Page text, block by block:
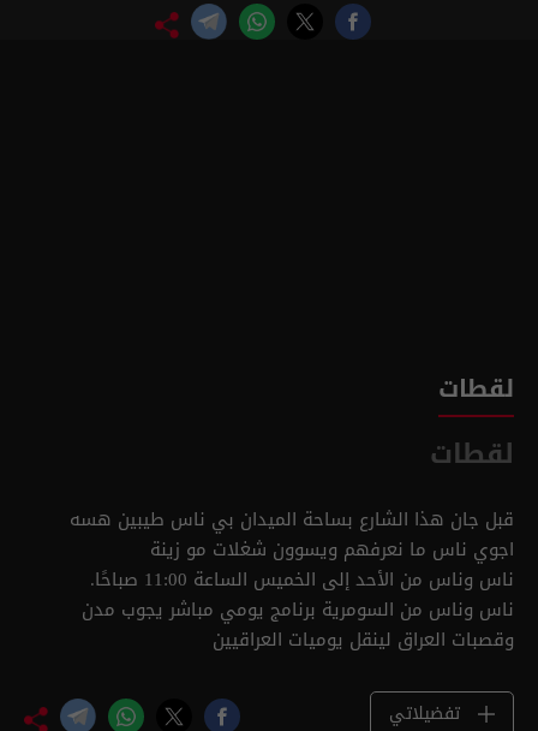
لقطات
لقطات
قبل جان هذا الشارع بساحة الميدان بي ناس طيبين هسه
اجوي ناس ما نعرفهم ويسوون شغلات مو زينة
ناس وناس من الأحد إلى الخميس الساعة 11:00 صباحًا.
ناس وناس من السومرية برنامج يومي مباشر يجوب مدن
وقصبات العراق لينقل يوميات العراقيين
تفضيلاتي